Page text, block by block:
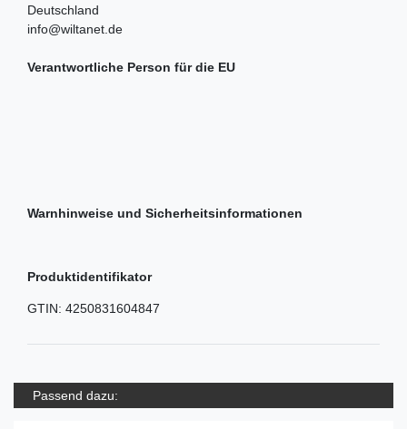
Deutschland
info@wiltanet.de
Verantwortliche Person für die EU
Warnhinweise und Sicherheitsinformationen
Produktidentifikator
GTIN: 4250831604847
Passend dazu: